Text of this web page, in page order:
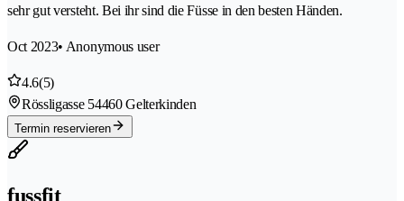
sehr gut versteht. Bei ihr sind die Füsse in den besten Händen.
Oct 2023• Anonymous user
4.6(5)
Rössligasse 54460 Gelterkinden
Termin reservieren
fussfit